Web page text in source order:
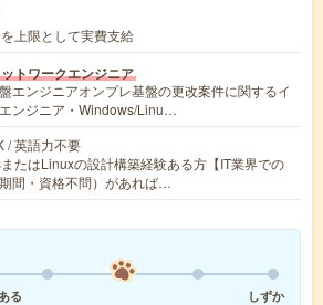
上限として実費支給
トワークエンジニア
エンジニアオンプレ基盤の更改案件に関するイ
ンジニア・Windows/Linu…
/ 英語力不要
またはLinuxの設計構築経験ある方【IT業界での
間・資格不問）があれば…
る
しずか